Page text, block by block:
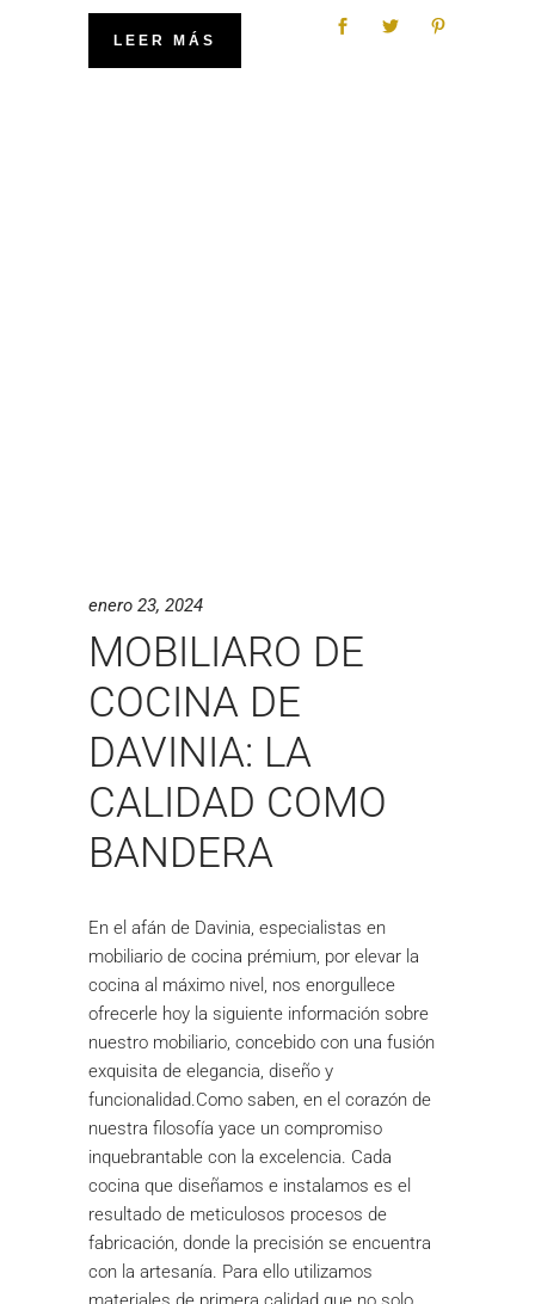
LEER MÁS
enero 23, 2024
MOBILIARO DE
COCINA DE
DAVINIA: LA
CALIDAD COMO
BANDERA
En el afán de Davinia, especialistas en
mobiliario de cocina prémium, por elevar la
cocina al máximo nivel, nos enorgullece
ofrecerle hoy la siguiente información sobre
nuestro mobiliario, concebido con una fusión
exquisita de elegancia, diseño y
funcionalidad.Como saben, en el corazón de
nuestra filosofía yace un compromiso
inquebrantable con la excelencia. Cada
cocina que diseñamos e instalamos es el
resultado de meticulosos procesos de
fabricación, donde la precisión se encuentra
con la artesanía. Para ello utilizamos